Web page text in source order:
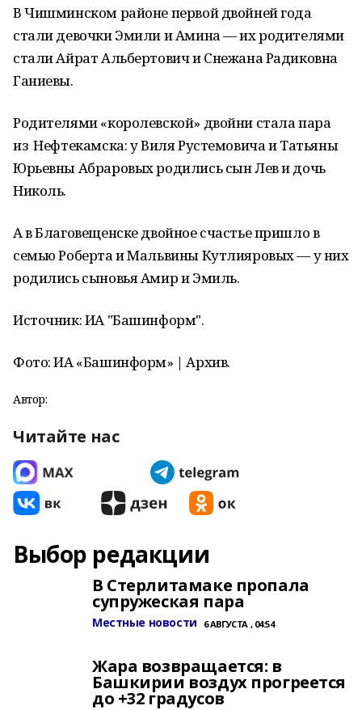
В Чишминском районе первой двойней года
стали девочки Эмили и Амина — их родителями
стали Айрат Альбертович и Снежана Радиковна
Ганиевы.
Родителями «королевской» двойни стала пара
из Нефтекамска: у Виля Рустемовича и Татьяны
Юрьевны Абраровых родились сын Лев и дочь
Николь.
А в Благовещенске двойное счастье пришло в
семью Роберта и Мальвины Кутлияровых — у них
родились сыновья Амир и Эмиль.
Источник: ИА "Башинформ".
Фото: ИА «Башинформ» | Архив.
Автор:
Читайте нас
Выбор редакции
В Стерлитамаке пропала
супружеская пара
Местные новости 6 АВГУСТА , 04:54
Жара возвращается: в
Башкирии воздух прогреется
до +32 градусов